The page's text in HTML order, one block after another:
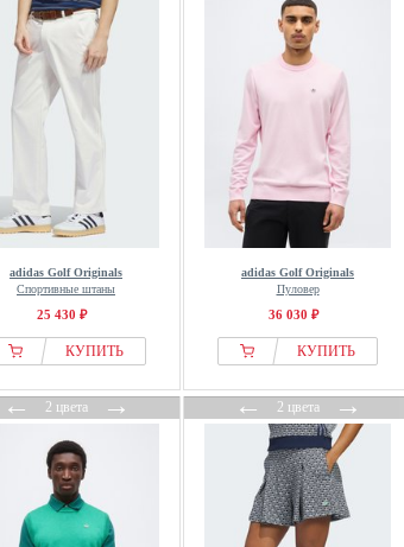
adidas Golf Originals
Спортивные штаны
25 430 ₽
КУПИТЬ
adidas Golf Originals
Пуловер
36 030 ₽
КУПИТЬ
←2 цвета→ ←2 цвета→